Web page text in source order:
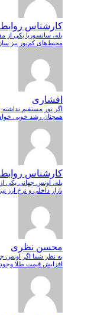
کارشناس
بله، سانسوریا یکی از
محیط‌های کم‌نور نیز
افشاری
اگر نور مستقیم
همچنان رشد خوبی
کارشناس
بله، اونس جهانی یکی
بازار داخلی و نرخ ارز
محسن نظری
به نظر شما اگر اونس
افزایش قیمت طلا